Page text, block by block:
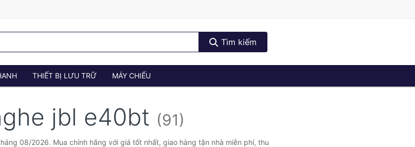
Tìm kiếm
THIẾT BỊ LƯU TRỮ MÁY CHIẾU
jbl e40bt (91)
08/2026. Mua chính hãng với giá tốt nhất, giao hàng tận nhà miễn phí, thu